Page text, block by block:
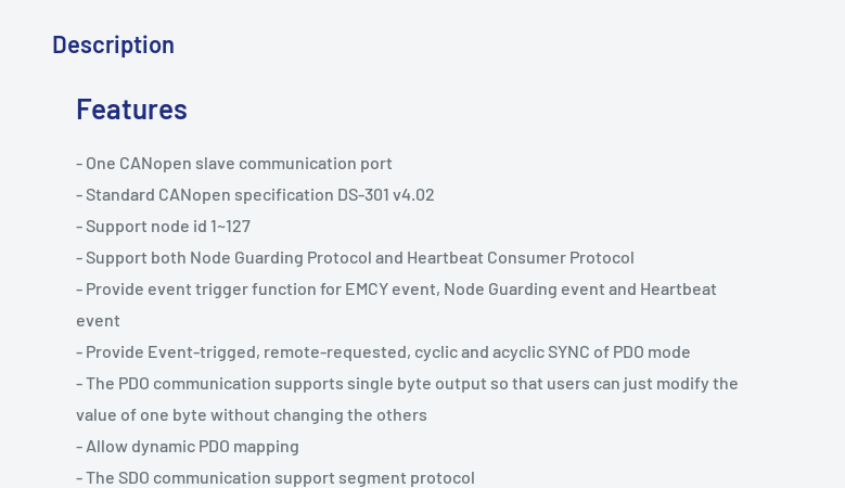
Description
Features
- One CANopen slave communication port
- Standard CANopen specification DS-301 v4.02
- Support node id 1~127
- Support both Node Guarding Protocol and Heartbeat Consumer Protocol
- Provide event trigger function for EMCY event, Node Guarding event and Heartbeat
event
- Provide Event-trigged, remote-requested, cyclic and acyclic SYNC of PDO mode
- The PDO communication supports single byte output so that users can just modify the
value of one byte without changing the others
- Allow dynamic PDO mapping
- The SDO communication support segment protocol